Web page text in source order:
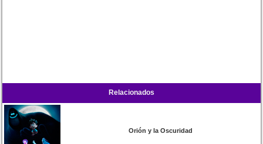
Relacionados
Orión y la Oscuridad